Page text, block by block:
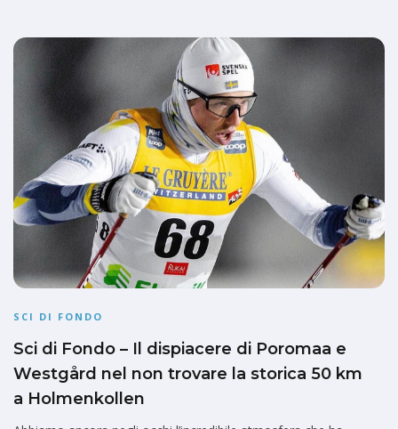
SCI DI FONDO
Sci di Fondo – Il dispiacere di Poromaa e
Westgård nel non trovare la storica 50 km
a Holmenkollen